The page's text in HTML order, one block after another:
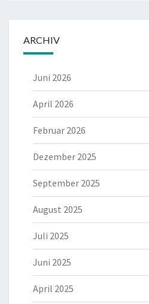
ARCHIV
Juni 2026
April 2026
Februar 2026
Dezember 2025
September 2025
August 2025
Juli 2025
Juni 2025
April 2025